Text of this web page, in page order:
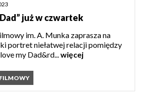
już w czwartek
im. A. Munka zaprasza na
portret niełatwej relacji pomiędzy
my Dad&rd...więcej